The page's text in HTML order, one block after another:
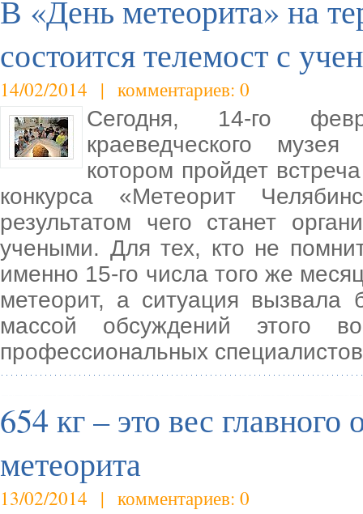
В «День метеорита» на
состоится телемост с
14/02/2014 | комментариев: 0
Сегодня, 14-го
краеведческого
котором пройдет
конкурса «Метеорит
результатом чего станет
учеными. Для тех, кто не
именно 15-го числа того же
метеорит, а ситуация вызвала
массой обсуждений этого
профессиональных
654 кг – это вес главного
метеорита
13/02/2014 | комментариев: 0